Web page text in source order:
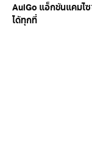
AulGo แอ็กชันแคมไ
ได้ทุกที่